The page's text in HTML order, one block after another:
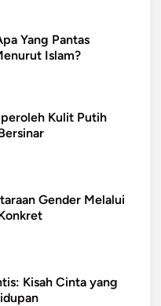
Yang Pantas
Islam?
Kulit Putih
Gender Melalui
Kisah Cinta yang